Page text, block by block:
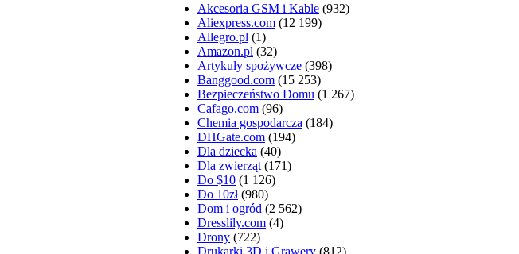
Akcesoria GSM i Kable (932)
Aliexpress.com (12 199)
Allegro.pl (1)
Amazon.pl (32)
Artykuły spożywcze (398)
Banggood.com (15 253)
Bezpieczeństwo Domu (1 267)
Cafago.com (96)
Chemia gospodarcza (184)
DHGate.com (194)
Dla dziecka (40)
Dla zwierząt (171)
Do $10 (1 126)
Do 10zł(980)
Dom i ogród (2 562)
Dresslily.com (4)
Drony (722)
Drukarki 3D i Grawery (812)